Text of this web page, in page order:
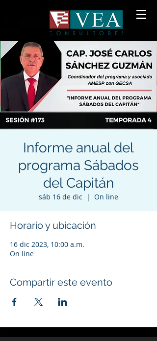
Informe anual del
programa Sábados
del Capitán
sáb 16 de dic
  |
On line
Horario y ubicación
16 dic 2023, 10:00 a.m.
On line
Compartir este evento